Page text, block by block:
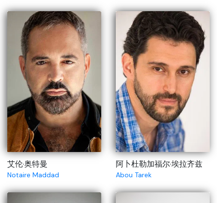
艾伦·奥特曼
Notaire Maddad
阿卜杜勒加福尔·埃拉齐兹
Abou Tarek